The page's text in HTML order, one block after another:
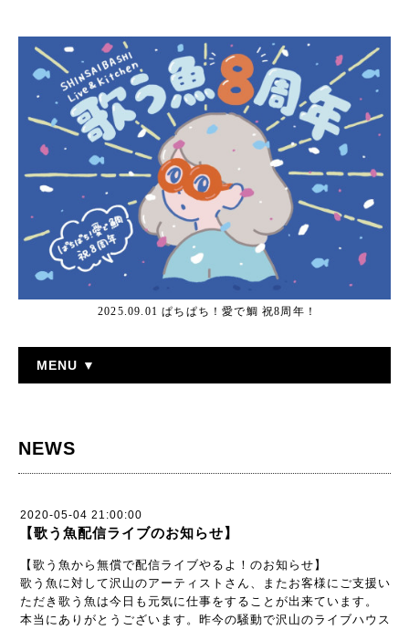
2025.09.01 ぱちぱち！愛で鯛 祝8周年！
MENU ▼
NEWS
2020-05-04 21:00:00
【歌う魚配信ライブのお知らせ】
【歌う魚から無償で配信ライブやるよ！のお知らせ】
歌う魚に対して沢山のアーティストさん、またお客様にご支援い
ただき歌う魚は今日も元気に仕事をすることが出来ています。
本当にありがとうございます。昨今の騒動で沢山のライブハウス